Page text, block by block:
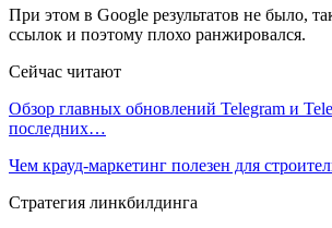
При этом в Google результатов не было,
ссылок и поэтому плохо ранжировался.
Сейчас читают
Обзор главных обновлений Telegram и
последних…
Чем крауд-маркетинг полезен для
Стратегия линкбилдинга